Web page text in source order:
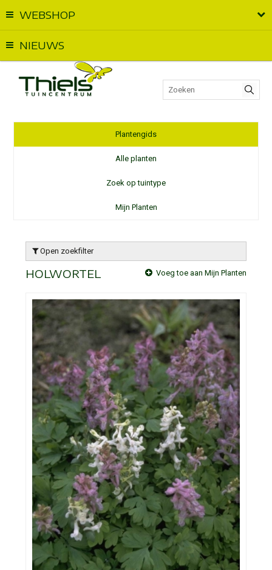
WEBSHOP
NIEUWS
Plantengids
Alle planten
Zoek op tuintype
Mijn Planten
Open zoekfilter
HOLWORTEL Voeg toe aan Mijn Planten